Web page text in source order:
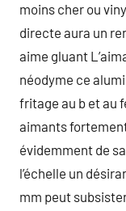
moins cher ou
directe aura un
aime gluant
néodyme ce
fritage au b et au
aimants
évidemment de
l’échelle un
mm peut